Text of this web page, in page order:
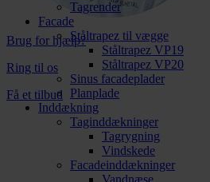
Tagrender
Facade
Ståltrapez til vægge
Ståltrapez VP19
Ståltrapez VP20
Sinus facadeplader
Planplade
Inddækning
Taginddækninger
Tagrygning
Vindskede
Facadeinddækninger
Vandnæse
Brug for hjælp?
Ring til os
Få et tilbud